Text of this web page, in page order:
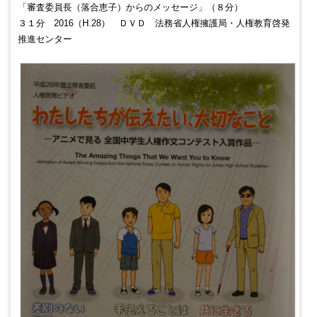
「審査委員長（落合恵子）からのメッセージ」（８分）
３１分 2016（H.28） ＤＶＤ 法務省人権擁護局・人権教育啓発
推進センター